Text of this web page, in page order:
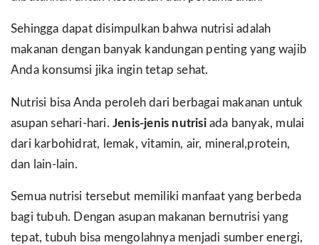
Sehingga dapat disimpulkan bahwa nutrisi adalah
makanan dengan banyak kandungan penting yang wajib
Anda konsumsi jika ingin tetap sehat.
Nutrisi bisa Anda peroleh dari berbagai makanan untuk
asupan sehari-hari. Jenis-jenis nutrisiada banyak, mulai
dari karbohidrat, lemak, vitamin, air, mineral,protein,
dan lain-lain.
Semua nutrisi tersebut memiliki manfaat yang berbeda
bagi tubuh. Dengan asupan makanan bernutrisi yang
tepat, tubuh bisa mengolahnya menjadi sumber energi,